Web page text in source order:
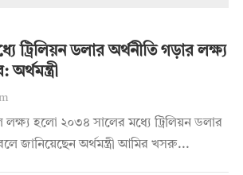
ট্রিলিয়ন ডলার অর্থনীতি গড়ার লক্ষ্য
লক্ষ্য হলো ২০৩৪ সালের মধ্যে ট্রিলিয়ন ডলার
জানিয়েছেন অর্থমন্ত্রী আমির খসরু...